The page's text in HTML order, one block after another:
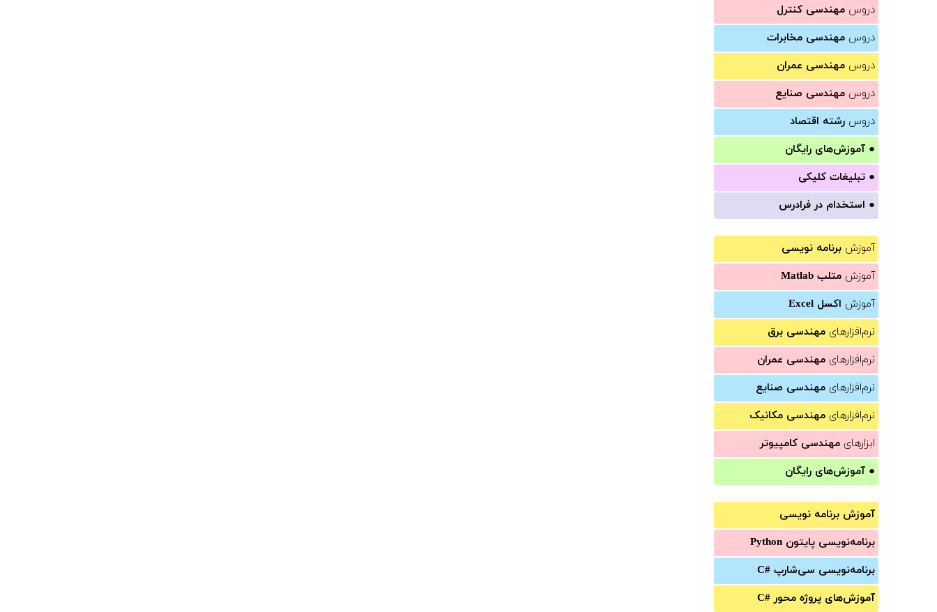
دروس مهندسی کنترل
دروس مهندسی مخابرات
دروس مهندسی عمران
دروس مهندسی صنایع
دروس رشته اقتصاد
● آموزش‌های رایگان
● تبلیغات کلیکی
● استخدام در فرادرس
آموزش برنامه نویسی
آموزش متلب Matlab
آموزش اکسل Excel
نرم‌افزارهای مهندسی برق
نرم‌افزارهای مهندسی عمران
نرم‌افزارهای مهندسی صنایع
نرم‌افزارهای مهندسی مکانیک
ابزارهای مهندسی کامپیوتر
● آموزش‌های رایگان
آموزش برنامه نویسی
برنامه‌نویسی پایتون Python
برنامه‌‌نویسی سی‌شارپ C#‎
آموزش‌های پروژه محور #C